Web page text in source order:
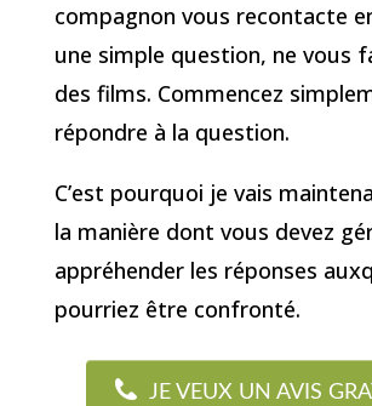
compagnon vous recontacte
une simple question, ne vous
des films. Commencez
répondre à la question.
C’est pourquoi je vais
la manière dont vous devez
appréhender les réponses
pourriez être confronté.
JE VEUX UN AVIS